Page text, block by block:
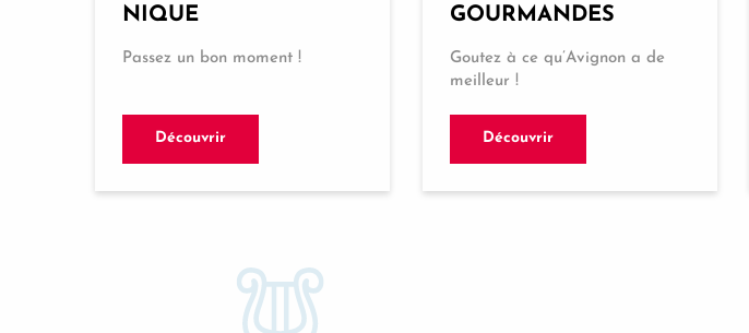
NIQUE
Passez un bon moment !
Découvrir
GOURMANDES
Goutez à ce qu’Avignon a de
meilleur !
Découvrir